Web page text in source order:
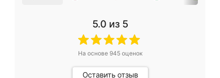
5.0 из 5
На основе 945оценок
Оставить отзыв